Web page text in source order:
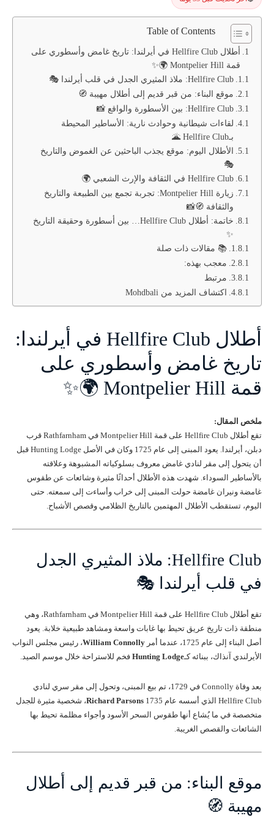
Table of Contents
أطلال Hellfire Club في أيرلندا: تاريخ غامض وأسطوري على
قمة Montpelier Hill 🌍✨
Hellfire Club: ملاذ المثيري الجدل في قلب أيرلندا 🎭
موقع البناء: من قبر قديم إلى أطلال مهيبة 🧭
Hellfire Club: بين الأسطورة والواقع 📸
لقاءات شيطانية وحوادث نارية: الأساطير المحيطة
بـHellfire Club 🌋
الأطلال اليوم: موقع يجذب الباحثين عن الغموض والتاريخ
🎭
Hellfire Club في الثقافة والإرث الشعبي 🌍
زيارة Montpelier Hill: تجربة تجمع بين الطبيعة والتاريخ
والثقافة 🧭📸
خاتمة: أطلال Hellfire Club… بين أسطورة وحقيقة التاريخ
✨
📚 مقالات ذات صلة
معجب بهذه:
مرتبط
اكتشاف المزيد من Mohdbali
أطلال Hellfire Club في أيرلندا:
تاريخ غامض وأسطوري على
قمة Montpelier Hill 🌍✨
ملخص المقال:
تقع أطلال Hellfire Club على قمة Montpelier Hill في Rathfarnham قرب
دبلن، أيرلندا. يعود المبنى إلى عام 1725 وكان في الأصل Hunting Lodge قبل
أن يتحول إلى مقر لنادي غامض معروف بسلوكياته المشبوهة وعلاقته
بالأساطير السوداء. شهدت هذه الأطلال أحداثًا مثيرة وشائعات عن طقوس
غامضة ونيران غامضة حولت المبنى إلى خراب وأساءت إلى سمعته. حتى
اليوم، تستقطب الأطلال المهتمين بالتاريخ الظلامي وقصص الأشباح.
Hellfire Club: ملاذ المثيري الجدل
في قلب أيرلندا 🎭
تقع أطلال Hellfire Club على قمة Montpelier Hill في Rathfarnham، وهي
منطقة ذات تاريخ عريق تحيط بها غابات واسعة ومشاهد طبيعية خلابة. يعود
أصل البناء إلى عام 1725، عندما أمر
William Connolly، رئيس مجلس النواب
الأيرلندي آنذاك، ببنائه كـHunting Lodge فخم للاستراحة خلال موسم الصيد.
بعد وفاة Connolly في 1729، تم بيع المبنى، وتحول إلى مقر سري لنادي
Hellfire Club الذي أسسه عام 1735
Richard Parsons، شخصية مثيرة للجدل
متخصصة في ما يُشاع أنها طقوس السحر الأسود وأجواء مظلمة تحيط بها
الشائعات والقصص الغريبة.
موقع البناء: من قبر قديم إلى أطلال
مهيبة 🧭